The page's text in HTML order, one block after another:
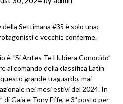
della Settimana #35 è solo una:
e vecchie conferme.
è “Si Antes Te Hubiera Conocido”
al comando della classifica Latin
grande traguardo, mai
nei mesi estivi del 2024. In
di Gaia e Tony Effe, e 3º posto per